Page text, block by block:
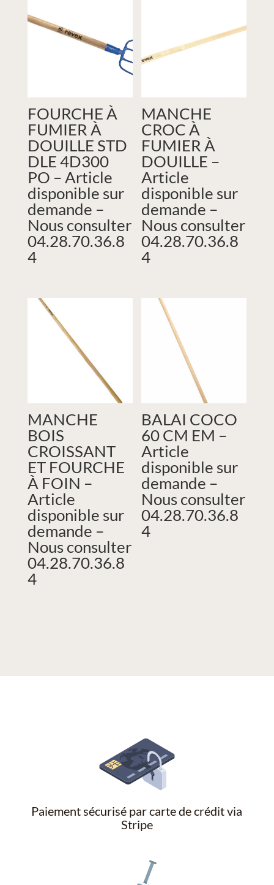
FOURCHE À
FUMIER À
DOUILLE STD
DLE 4D300
PO – Article
disponible sur
demande –
Nous consulter
04.28.70.36.8
4
MANCHE
CROC À
FUMIER À
DOUILLE –
Article
disponible sur
demande –
Nous consulter
04.28.70.36.8
4
MANCHE
BOIS
CROISSANT
ET FOURCHE
À FOIN –
Article
disponible sur
demande –
Nous consulter
04.28.70.36.8
4
BALAI COCO
60 CM EM –
Article
disponible sur
demande –
Nous consulter
04.28.70.36.8
4
Paiement sécurisé par carte de crédit via
Stripe